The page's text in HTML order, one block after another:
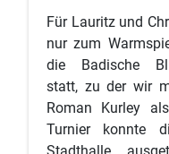
Für Lauritz und
nur zum
die Badische
statt, zu der wir
Roman Kurley
Turnier konnte
Stadthalle